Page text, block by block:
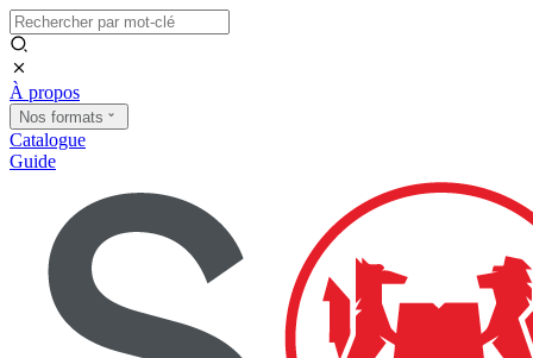
À propos
Nos formats
Catalogue
Guide